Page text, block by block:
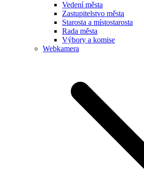
Vedení města
Zastupitelstvo města
Starosta a místostarosta
Rada města
Výbory a komise
Webkamera